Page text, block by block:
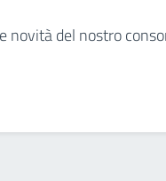
della
novità del nostro